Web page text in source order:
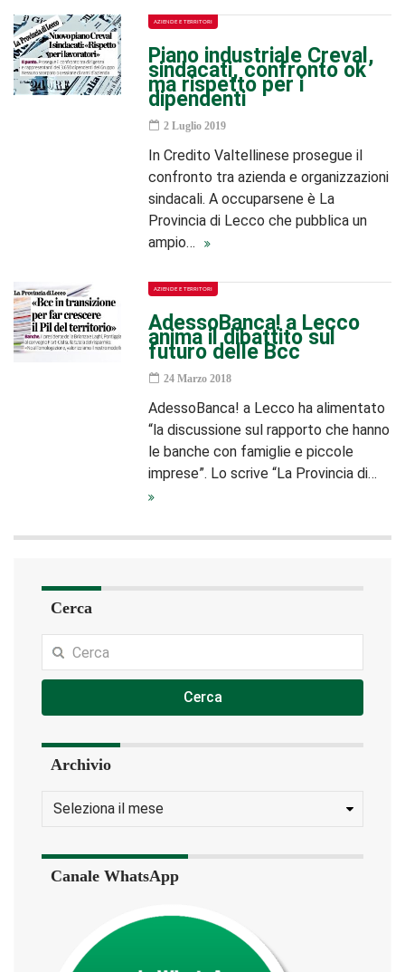
AZIENDE E TERRITORI
Piano industriale Creval,
sindacati, confronto ok
ma rispetto per i
dipendenti
2 Luglio 2019
In Credito Valtellinese prosegue il
confronto tra azienda e organizzazioni
sindacali. A occuparsene è La
Provincia di Lecco che pubblica un
ampio…
AZIENDE E TERRITORI
AdessoBanca! a Lecco
anima il dibattito sul
futuro delle Bcc
24 Marzo 2018
AdessoBanca! a Lecco ha alimentato
“la discussione sul rapporto che hanno
le banche con famiglie e piccole
imprese”. Lo scrive “La Provincia di…
Cerca
Cerca
Archivio
Canale WhatsApp